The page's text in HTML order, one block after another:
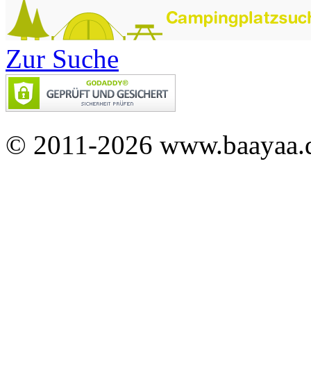
Zur Suche
© 2011-2026